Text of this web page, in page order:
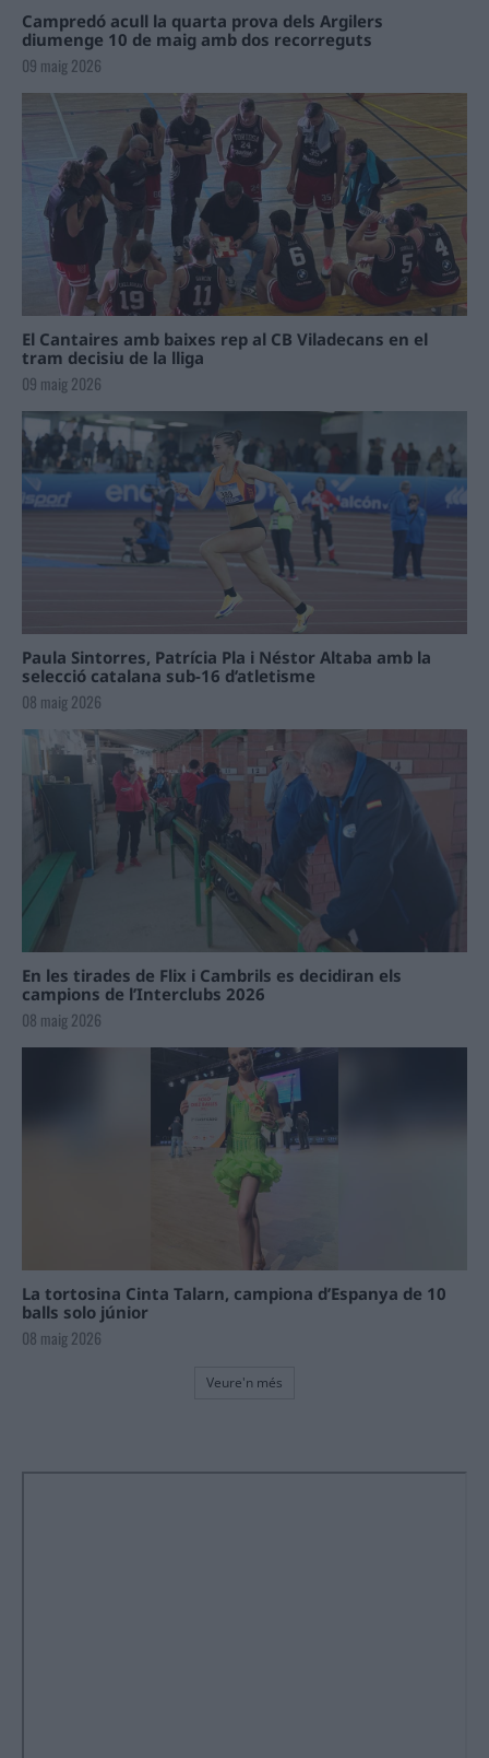
Campredó acull la quarta prova dels Argilers
diumenge 10 de maig amb dos recorreguts
09 maig 2026
El Cantaires amb baixes rep al CB Viladecans en el
tram decisiu de la lliga
09 maig 2026
Paula Sintorres, Patrícia Pla i Néstor Altaba amb la
selecció catalana sub-16 d’atletisme
08 maig 2026
En les tirades de Flix i Cambrils es decidiran els
campions de l’Interclubs 2026
08 maig 2026
La tortosina Cinta Talarn, campiona d’Espanya de 10
balls solo júnior
08 maig 2026
Veure'n més